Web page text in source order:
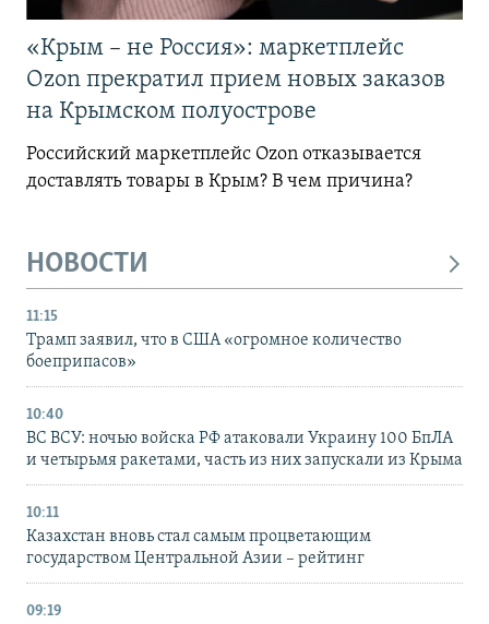
«Крым – не Россия»: маркетплейс
Ozon прекратил прием новых заказов
на Крымском полуострове
Российский маркетплейс Ozon отказывается
доставлять товары в Крым? В чем причина?
НОВОСТИ
11:15
Трамп заявил, что в США «огромное количество
боеприпасов»
10:40
ВС ВСУ: ночью войска РФ атаковали Украину 100 БпЛА
и четырьмя ракетами, часть из них запускали из Крыма
10:11
Казахстан вновь стал самым процветающим
государством Центральной Азии – рейтинг
09:19